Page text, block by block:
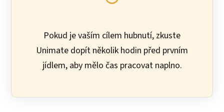
Pokud je vaším cílem hubnutí, zkuste
Unimate dopít několik hodin před prvním
jídlem, aby mělo čas pracovat naplno.